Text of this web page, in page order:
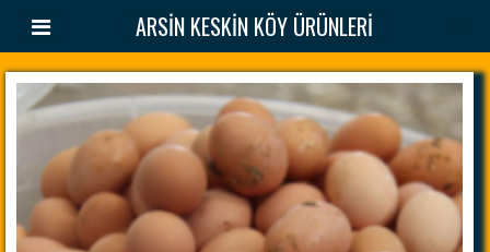
ARSİN KESKİN KÖY ÜRÜNLERİ